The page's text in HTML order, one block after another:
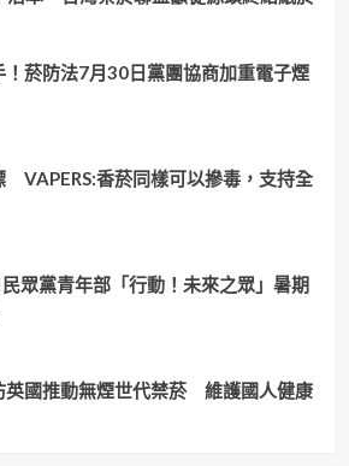
！菸防法7月30日黨團協商加重電子煙
VAPERS:香菸同樣可以摻毒，支持全
眾黨青年部「行動！未來之眾」暑期
英國推動無煙世代禁菸 維護國人健康